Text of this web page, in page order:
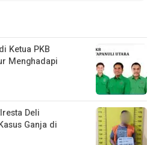
Ketua PKB
Menghadapi
Deli
Ganja di